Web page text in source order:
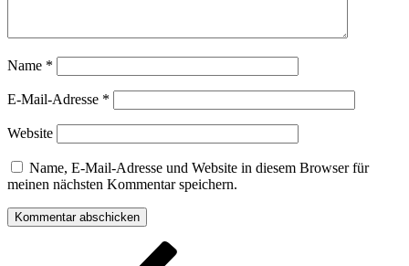
Name *
E-Mail-Adresse *
Website
Name, E-Mail-Adresse und Website in diesem Browser für
meinen nächsten Kommentar speichern.
Beitragsnavigation